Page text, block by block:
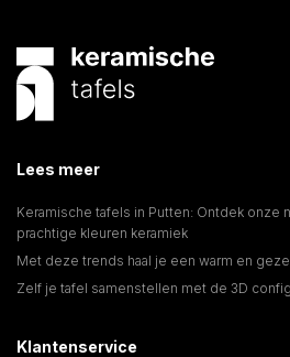
Lees meer
Keramische tafels in Putten: Ontdek onze
prachtige kleuren keramiek
Met deze trends haal je een warm en
Zelf je tafel samenstellen met de 3D
Klantenservice